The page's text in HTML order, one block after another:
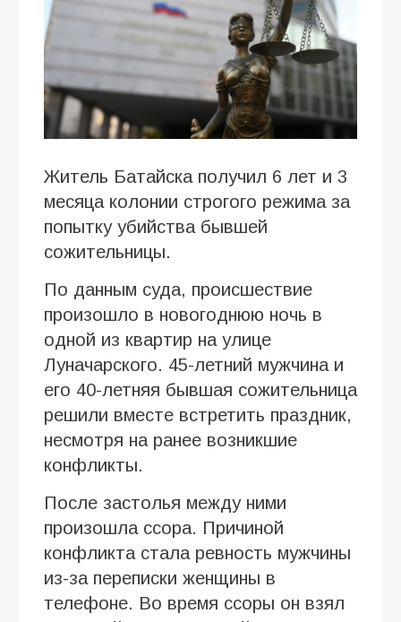
Житель Батайска получил 6 лет и 3
месяца колонии строгого режима за
попытку убийства бывшей
сожительницы.
По данным суда, происшествие
произошло в новогоднюю ночь в
одной из квартир на улице
Луначарского. 45-летний мужчина и
его 40-летняя бывшая сожительница
решили вместе встретить праздник,
несмотря на ранее возникшие
конфликты.
После застолья между ними
произошла ссора. Причиной
конфликта стала ревность мужчины
из-за переписки женщины в
телефоне. Во время ссоры он взял